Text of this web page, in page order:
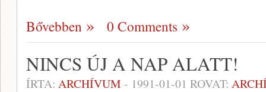
Bővebben 0 Comments
NINCS ÚJ A NAP ALATT!
ÍRTA: ARCHÍVUM - 1991-01-01 ROVAT: